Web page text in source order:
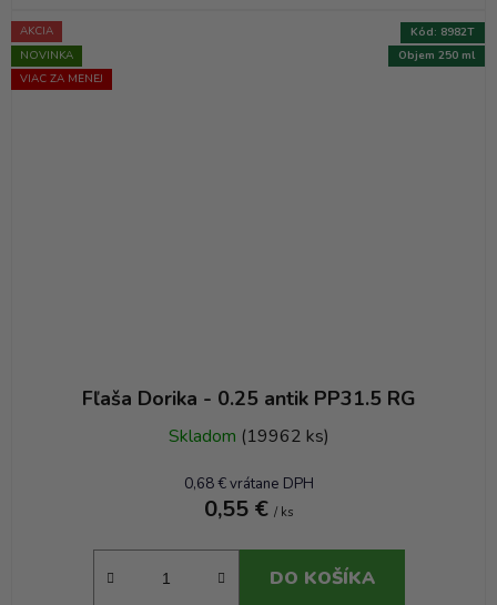
AKCIA
NOVINKA
VIAC ZA MENEJ
Fľaša Dorika - 0.25 antik PP31.5 RG
Skladom (19962 ks)
0,68 € vrátane DPH
0,55 € / ks
DO KOŠÍKA
Objem 250 ml
Kód: 8982T